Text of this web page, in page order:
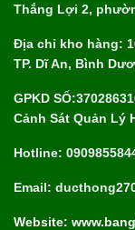
Thắng Lợi 2,
Địa chỉ kho hàng:
TP. Dĩ An, Bình
GPKD
Cảnh Sát Quản Lý
Hotline:
Email:
Website: